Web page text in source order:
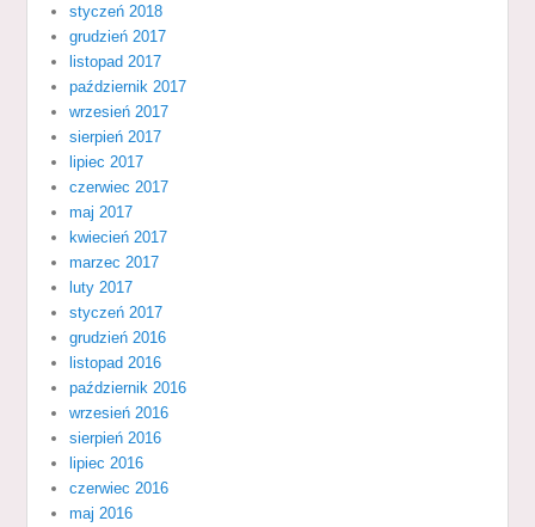
styczeń 2018
grudzień 2017
listopad 2017
październik 2017
wrzesień 2017
sierpień 2017
lipiec 2017
czerwiec 2017
maj 2017
kwiecień 2017
marzec 2017
luty 2017
styczeń 2017
grudzień 2016
listopad 2016
październik 2016
wrzesień 2016
sierpień 2016
lipiec 2016
czerwiec 2016
maj 2016